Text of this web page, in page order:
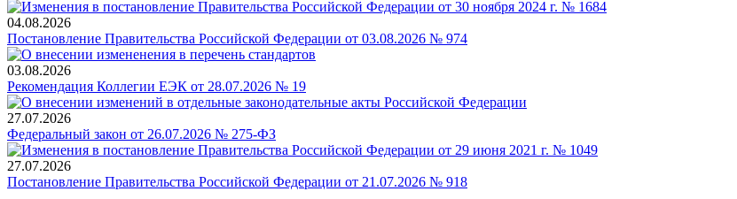
04.08.2026
Постановление Правительства Российской Федерации от 03.08.2026 № 974
03.08.2026
Рекомендация Коллегии ЕЭК от 28.07.2026 № 19
27.07.2026
Федеральный закон от 26.07.2026 № 275-ФЗ
27.07.2026
Постановление Правительства Российской Федерации от 21.07.2026 № 918